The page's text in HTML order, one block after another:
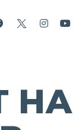
НА